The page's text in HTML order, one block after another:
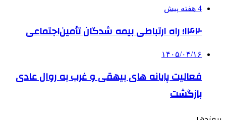
4 هفته پیش
۱۴۲۰؛ راه ارتباطی بیمه شدگان تأمین‌اجتماعی
۱۴۰۵/۰۴/۱۶
فعالیت پایانه های بیهقی و غرب به روال عادی
بازگشت